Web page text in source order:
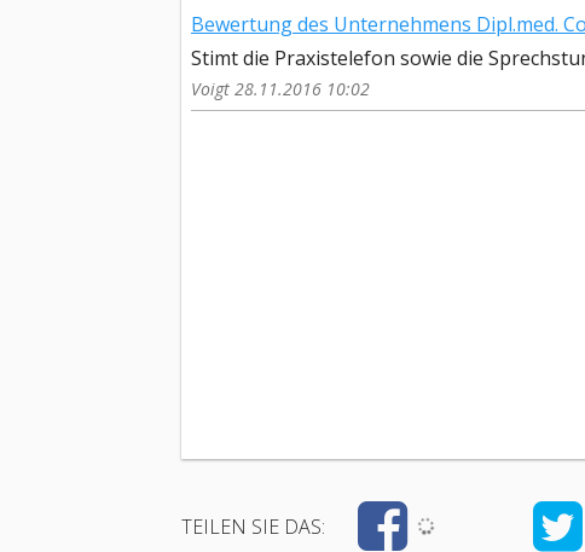
Bewertung des Unternehmens Dipl.med.
Stimt die Praxistelefon sowie die
Voigt 28.11.2016 10:02
TEILEN SIE DAS: